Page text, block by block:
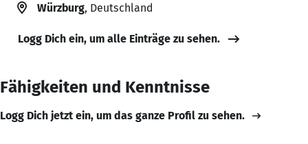
Würzburg, Deutschland
Logg Dich ein, um alle Einträge zu sehen.
Fähigkeiten und Kenntnisse
Logg Dich jetzt ein, um das ganze Profil zu sehen.